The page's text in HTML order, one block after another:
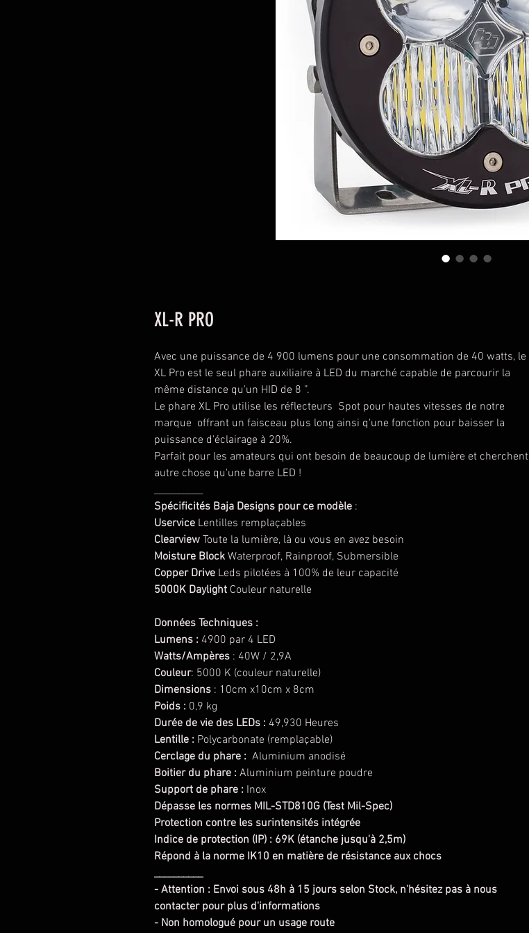
XL-R PRO
Avec une puissance de 4 900 lumens pour une consommation de 40 watts, le
XL Pro est le seul phare auxiliaire à LED du marché capable de parcourir la
même distance qu'un HID de 8 ”.
Le phare XL Pro utilise les réflecteurs Spot pour hautes vitesses de notre
marque offrant un faisceau plus long ainsi q'une fonction pour baisser la
puissance d'éclairage à 20%.
Parfait pour les amateurs qui ont besoin de beaucoup de lumière et cherchent
autre chose qu'une barre LED !
__________
Spécificités Baja Designs pour ce modèle :
Uservice Lentilles remplaçables
Clearview Toute la lumière, là ou vous en avez besoin
Moisture Block Waterproof, Rainproof, Submersible
Copper Drive Leds pilotées à 100% de leur capacité
5000K Daylight Couleur naturelle
Données Techniques :
Lumens : 4900 par 4 LED
Watts/Ampères : 40W / 2,9A
Couleur: 5000 K (couleur naturelle)
Dimensions : 10cm x10cm x 8cm
Poids : 0,9 kg
Durée de vie des LEDs : 49,930 Heures
Lentille : Polycarbonate (remplaçable)
Cerclage du phare : Aluminium anodisé
Boitier du phare : Aluminium peinture poudre
Support de phare : Inox
Dépasse les normes MIL-STD810G (Test Mil-Spec)
Protection contre les surintensités intégrée
Indice de protection (IP) : 69K (étanche jusqu'à 2,5m)
Répond à la norme IK10 en matière de résistance aux chocs
__________
- Attention : Envoi sous 48h à 15 jours selon Stock, n'hésitez pas à nous
contacter pour plus d'informations
- Non homologué pour un usage route